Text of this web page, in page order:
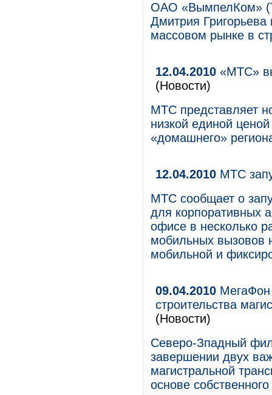
ОАО «ВымпелКом»
Дмитрия
массовом рынке в
12.04.2010 «МТС»
(Новости)
МТС представляет
низкой единой
«домашнего»
12.04.2010 МТС
МТС сообщает о
для корпоративных
офисе в несколько
мобильных вызовов
мобильной и
09.04.2010 МегаФон
строительства
(Новости)
Северо-Зпадный
завершении двух
магистральной
основе